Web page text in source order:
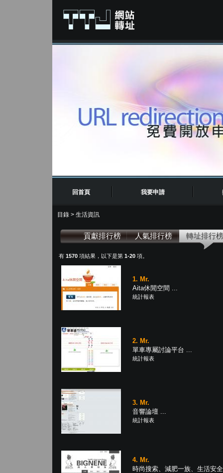
回首頁 我要申請
目錄 > 生活資訊
貢獻排行榜 人氣排行榜 轉址排行榜
有 1570 項結果，以下是第 1-20 項。
1. Mr.
Aita休閒空間 ...
統計報表
2. Mr.
單車專屬討論平台 ...
統計報表
3. Mr.
音響論壇 ...
統計報表
4. Mr.
時尚搜索、減肥一族、生活安